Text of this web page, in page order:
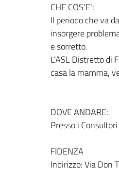
CHE COS'E':
Il periodo che va
insorgere
e sorretto.
L’ASL Distretto
casa la mamma,
DOVE ANDARE:
Presso i
FIDENZA
Indirizzo: Via Don